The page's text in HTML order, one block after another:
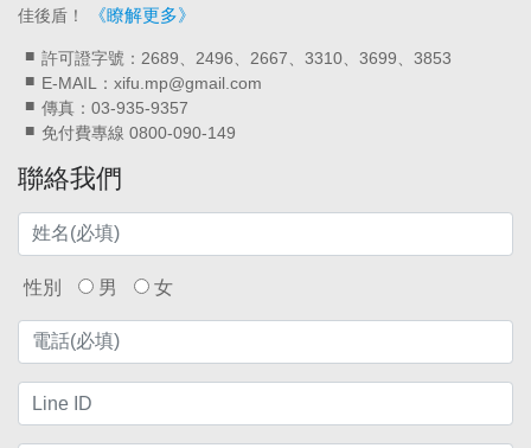
佳後盾！
《瞭解更多》
許可證字號：2689、2496、2667、3310、3699、3853
E-MAIL：xifu.mp@gmail.com
傳真：03-935-9357
免付費專線 0800-090-149
聯絡我們
性別 男 女